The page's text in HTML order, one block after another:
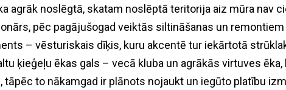
agrāk noslēgtā, skatam noslēptā teritorija aiz mūra nav
pēc pagājušogad veiktās siltināšanas un
– vēsturiskais dīķis, kuru akcentē tur iekārtotā
ķieģeļu ēkas gals – vecā kluba un agrākās virtuves
tāpēc to nākamgad ir plānots nojaukt un iegūto platību